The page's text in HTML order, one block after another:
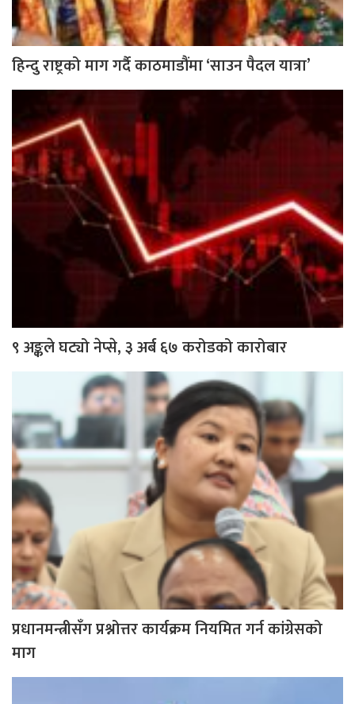
हिन्दु राष्ट्रको माग गर्दै काठमाडौंमा ‘साउन पैदल यात्रा’
९ अङ्कले घट्यो नेप्से, ३ अर्ब ६७ करोडको कारोबार
प्रधानमन्त्रीसँग प्रश्नोत्तर कार्यक्रम नियमित गर्न कांग्रेसको
माग